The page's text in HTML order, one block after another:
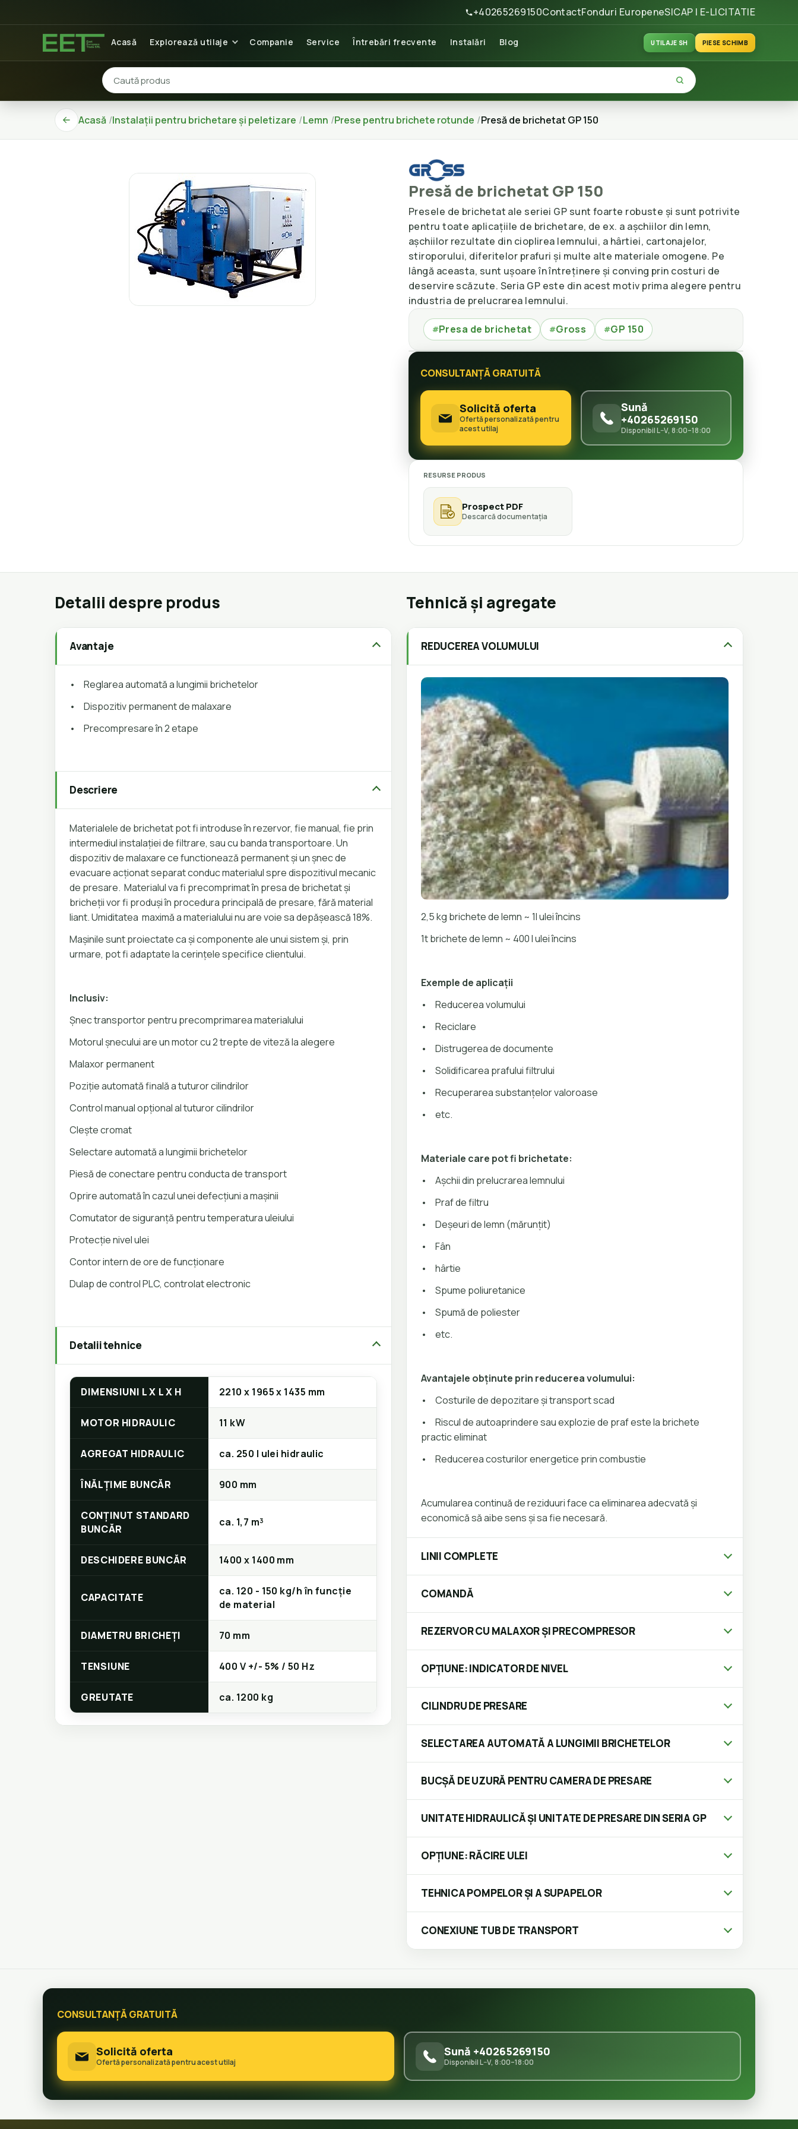
+40265269150ContactFonduri EuropeneSICAP | E-LICITATIE
Acasă Explorează utilaje Companie Service Întrebări frecvente Instalări Blog UTILAJE SH PIESE SCHIMB
Acasă Instalații pentru brichetare și peletizare Lemn Prese pentru brichete rotunde Presă de brichetat GP 150
Presă de brichetat GP 150
Presele de brichetat ale seriei GP sunt foarte robuste și sunt potrivite
pentru toate aplicațiile de brichetare, de ex. a așchiilor din lemn,
așchiilor rezultate din cioplirea lemnului, a hârtiei, cartonajelor,
stiroporului, diferitelor prafuri și multe alte materiale omogene. Pe
lângă aceasta, sunt ușoare în întreținere și conving prin costuri de
deservire scăzute. Seria GP este din acest motiv prima alegere pentru
industria de prelucrarea lemnului.
#Presa de brichetat #Gross #GP 150
CONSULTANȚĂ GRATUITĂ
Solicită oferta
Ofertă personalizată pentru
acest utilaj
Sună
+40265269150
Disponibil L–V, 8:00–18:00
RESURSE PRODUS
Prospect PDF
Descarcă documentația
Detalii despre produs
Avantaje
•
Reglarea automată a lungimii brichetelor
•
Dispozitiv permanent de malaxare
•
Precompresare în 2 etape
Descriere
Materialele de brichetat pot fi introduse în rezervor, fie manual, fie prin
intermediul instalației de filtrare, sau cu banda transportoare. Un
dispozitiv de malaxare ce functionează permanent și un șnec de
evacuare acționat separat conduc materialul spre dispozitivul mecanic
de presare. Materialul va fi precomprimat în presa de brichetat și
bricheții vor fi produși în procedura principală de presare, fără material
liant. Umiditatea maximă a materialului nu are voie sa depășească 18%.
Mașinile sunt proiectate ca și componente ale unui sistem și, prin
urmare, pot fi adaptate la cerințele specifice clientului.
Inclusiv:
Șnec transportor pentru precomprimarea materialului
Motorul șnecului are un motor cu 2 trepte de viteză la alegere
Malaxor permanent
Poziție automată finală a tuturor cilindrilor
Control manual opțional al tuturor cilindrilor
Clește cromat
Selectare automată a lungimii brichetelor
Piesă de conectare pentru conducta de transport
Oprire automată în cazul unei defecțiuni a mașinii
Comutator de siguranță pentru temperatura uleiului
Protecție nivel ulei
Contor intern de ore de funcționare
Dulap de control PLC, controlat electronic
Detalii tehnice
DIMENSIUNI L X L X H 2210 x 1965 x 1435 mm
MOTOR HIDRAULIC 11 kW
AGREGAT HIDRAULIC ca. 250 l ulei hidraulic
ÎNĂLȚIME BUNCĂR 900 mm
CONȚINUT STANDARD
BUNCĂR
ca. 1,7 m³
DESCHIDERE BUNCĂR 1400 x 1400 mm
CAPACITATE
ca. 120 - 150 kg/h în funcție
de material
DIAMETRU BRICHEȚI 70 mm
TENSIUNE 400 V +/- 5% / 50 Hz
GREUTATE ca. 1200 kg
Tehnică și agregate
REDUCEREA VOLUMULUI
2,5 kg brichete de lemn ~ 1l ulei încins
1t brichete de lemn ~ 400 l ulei încins
Exemple de aplicații
•
Reducerea volumului
•
Reciclare
•
Distrugerea de documente
•
Solidificarea prafului filtrului
•
Recuperarea substanțelor valoroase
•
etc.
Materiale care pot fi brichetate:
•
Așchii din prelucrarea lemnului
•
Praf de filtru
•
Deșeuri de lemn (mărunțit)
•
Fân
•
hârtie
•
Spume poliuretanice
•
Spumă de poliester
•
etc.
Avantajele obținute prin reducerea volumului:
•
Costurile de depozitare și transport scad
•
Riscul de autoaprindere sau explozie de praf este la brichete
practic eliminat
•
Reducerea costurilor energetice prin combustie
Acumularea continuă de reziduuri face ca eliminarea adecvată și
economică să aibe sens și sa fie necesară.
LINII COMPLETE
COMANDĂ
REZERVOR CU MALAXOR ȘI PRECOMPRESOR
OPȚIUNE: INDICATOR DE NIVEL
CILINDRU DE PRESARE
SELECTAREA AUTOMATĂ A LUNGIMII BRICHETELOR
BUCȘĂ DE UZURĂ PENTRU CAMERA DE PRESARE
UNITATE HIDRAULICĂ ȘI UNITATE DE PRESARE DIN SERIA GP
OPȚIUNE: RĂCIRE ULEI
TEHNICA POMPELOR ȘI A SUPAPELOR
CONEXIUNE TUB DE TRANSPORT
CONSULTANȚĂ GRATUITĂ
Solicită oferta
Ofertă personalizată pentru acest utilaj
Sună +40265269150
Disponibil L–V, 8:00–18:00